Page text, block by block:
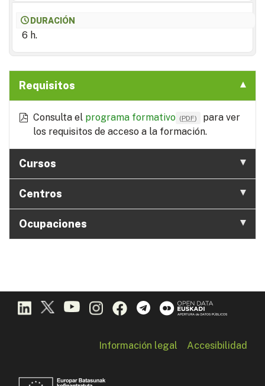
DURACIÓN
6 h.
Requisitos
Consulta el programa formativo (PDF)
para ver
los requisitos de acceso a la formación.
Cursos
Centros
Ocupaciones
Información legal Accesibilidad